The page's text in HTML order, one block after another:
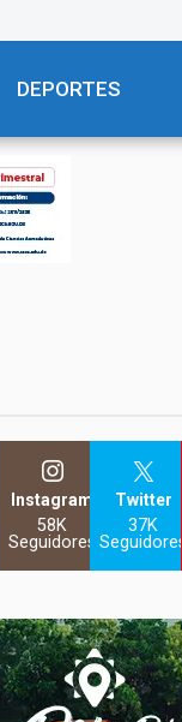
DEPORTES
Instagram
58K
Seguidores
Twitter
37K
Seguidores